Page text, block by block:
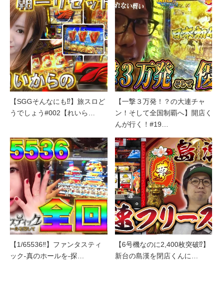
【SGGそんなにも⁉】旅スロど
うでしょう#002【れいら…
【一撃３万発！？の大連チャ
ン！そして全国制覇へ】開店く
んが行く！#19…
【1/65536‼】ファンタスティ
ック-真のホールを-探…
【6号機なのに2,400枚突破⁉】
新台の島漢を閉店くんに…